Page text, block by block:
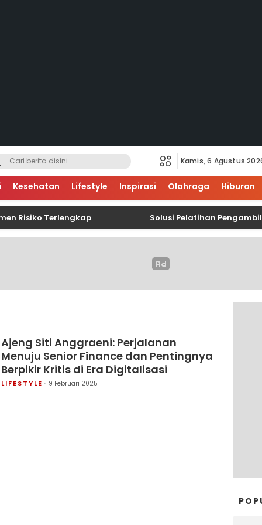
Kamis, 6 Agustus
Kesehatan Lifestyle Inspirasi Olahraga Hiburan
Terlengkap Solusi Pelatihan Pengambilan
Ajeng Siti Anggraeni: Perjalanan
Menuju Senior Finance dan Pentingnya
Berpikir Kritis di Era Digitalisasi
LIFESTYLE 9 Februari 2025